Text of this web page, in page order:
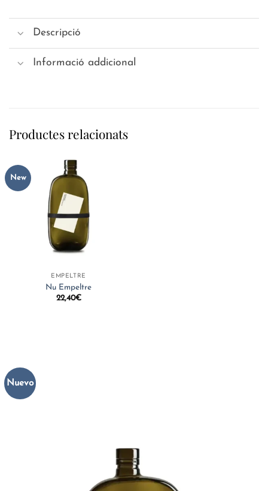
Descripció
Informació addicional
Productes relacionats
New
EMPELTRE
Nu Empeltre
22,40€
Nuevo